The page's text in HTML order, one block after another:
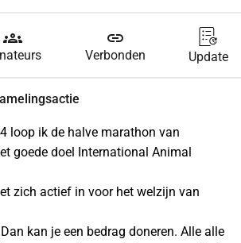
groups link
Verbonden Update
loop ik de halve marathon van
goede doel International Animal
zich actief in voor het welzijn van
kan je een bedrag doneren. Alle alle